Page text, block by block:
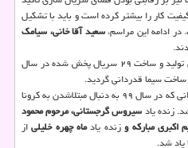
کار را بیشتر کرده است و باید با تشکیل
ادامه این مراسم،سعید آقا خانی، سیامک
در آخر این مراسم هم از دست اندرکاران تولید و ساخت ۲۹ سریال پخش شده در سال
در این مراسم همچنین، از خانواده هنرمندانی که در سال ۹۹ به دنبال مبتلاشدن به کرونا
زنده یادسیروس گرجستانی، مرحوم محمود
اکبری مبارکه وزنده یادماه چهره خلیلیاز
یاد شد.